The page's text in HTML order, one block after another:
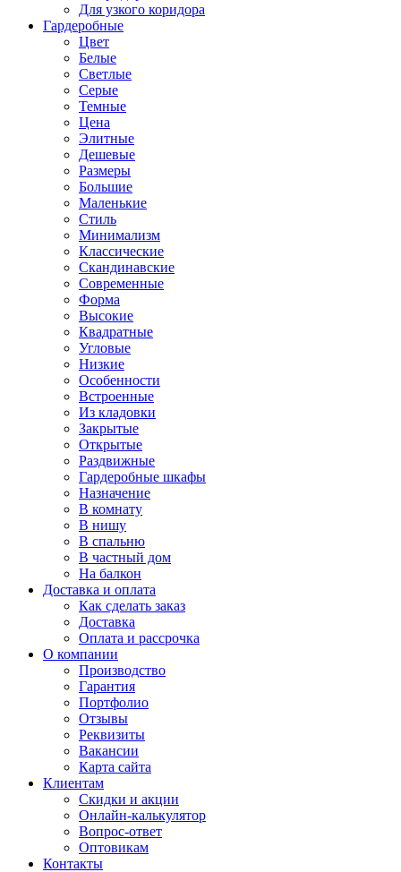
Для узкого коридора
Гардеробные
Цвет
Белые
Светлые
Серые
Темные
Цена
Элитные
Дешевые
Размеры
Большие
Маленькие
Стиль
Минимализм
Классические
Скандинавские
Современные
Форма
Высокие
Квадратные
Угловые
Низкие
Особенности
Встроенные
Из кладовки
Закрытые
Открытые
Раздвижные
Гардеробные шкафы
Назначение
В комнату
В нишу
В спальню
В частный дом
На балкон
Доставка и оплата
Как сделать заказ
Доставка
Оплата и рассрочка
О компании
Производство
Гарантия
Портфолио
Отзывы
Реквизиты
Вакансии
Карта сайта
Клиентам
Скидки и акции
Онлайн-калькулятор
Вопрос-ответ
Оптовикам
Контакты